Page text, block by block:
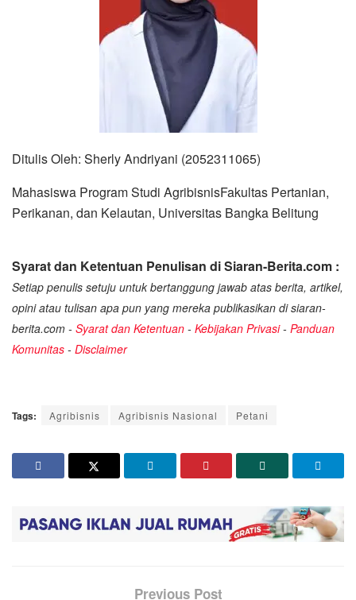
Ditulis Oleh: Sherly Andriyani (2052311065)
Mahasiswa Program Studi AgribisnisFakultas Pertanian,
Perikanan, dan Kelautan, Universitas Bangka Belitung
Syarat dan Ketentuan Penulisan di Siaran-Berita.com :
Setiap penulis setuju untuk bertanggung jawab atas berita, artikel,
opini atau tulisan apa pun yang mereka publikasikan di siaran-
berita.com - Syarat dan Ketentuan - Kebijakan Privasi- Panduan
Komunitas - Disclaimer
Tags: Agribisnis Agribisnis Nasional Petani
Previous Post